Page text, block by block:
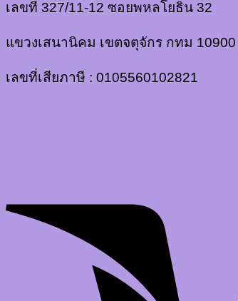
เลขที่ 327/11-12 ซอยพหลโยธิน 32
แขวงเสนานิคม เขตจตุจักร กทม 10900
เลขที่เสียภาษี : 0105560102821